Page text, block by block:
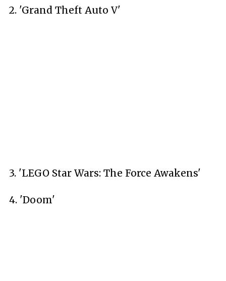
2. 'Grand Theft Auto V'
3. 'LEGO Star Wars: The Force Awakens'
4. 'Doom'